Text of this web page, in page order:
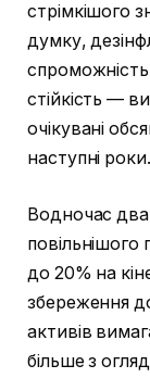
стрімкішого
думку,
стійкість —
очікувані
наступні роки.
Водночас
до 20% на
збереження
активів
більше з